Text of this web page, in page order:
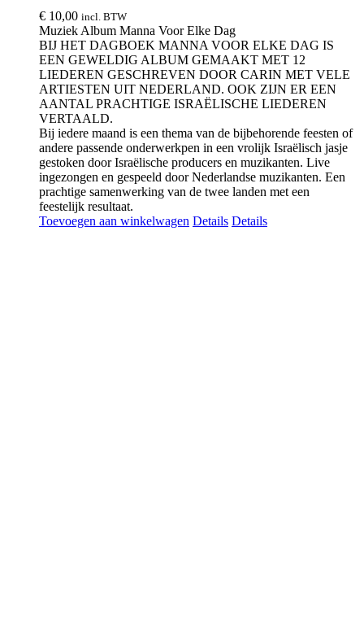
€ 10,00 incl. BTW
Muziek Album Manna Voor Elke Dag
BIJ HET DAGBOEK MANNA VOOR ELKE DAG IS
EEN GEWELDIG ALBUM GEMAAKT MET 12
LIEDEREN GESCHREVEN DOOR CARIN MET VELE
ARTIESTEN UIT NEDERLAND. OOK ZIJN ER EEN
AANTAL PRACHTIGE ISRAËLISCHE LIEDEREN
VERTAALD.
Bij iedere maand is een thema van de bijbehorende feesten of
andere passende onderwerkpen in een vrolijk Israëlisch jasje
gestoken door Israëlische producers en muzikanten. Live
ingezongen en gespeeld door Nederlandse muzikanten. Een
prachtige samenwerking van de twee landen met een
feestelijk resultaat.
Toevoegen aan winkelwagen Details Details